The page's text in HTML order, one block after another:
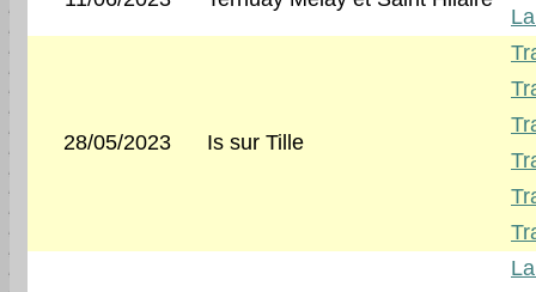
28/05/2023 Is sur Tille